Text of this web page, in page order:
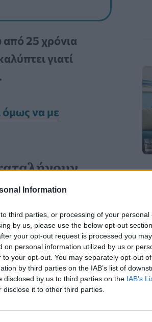
Information
third parties, or processing of your personal
by us, please use the below opt-out
your opt-out request is processed you may
on personal information utilized by us or
your opt-out. You may separately opt-out
by third parties on the IAB’s list of
disclosed by us to third parties on the IAB’s
disclose it to other third parties.
25 χρόνια
γιατί
όμως να με
είναι ένα
podcast του Jay
υπόθεση